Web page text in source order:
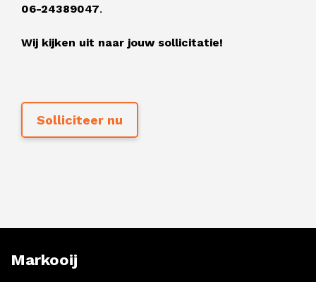
06-24389047.
Wij kijken uit naar jouw sollicitatie!
Markooij